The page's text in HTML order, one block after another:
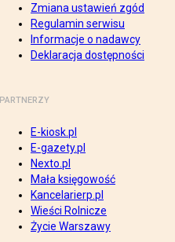
Zmiana ustawień zgód
Regulamin serwisu
Informacje o nadawcy
Deklaracja dostępności
PARTNERZY
E-kiosk.pl
E-gazety.pl
Nexto.pl
Mała księgowość
Kancelarierp.pl
Wieści Rolnicze
Życie Warszawy